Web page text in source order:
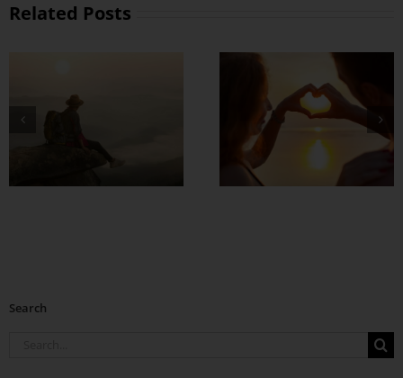
Related Posts
အချစ်တွေ ပိုတိုးလာ
Search